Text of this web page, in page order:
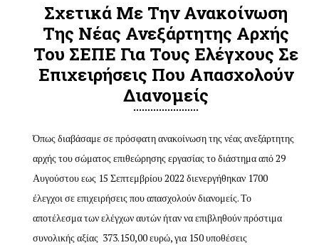
Σχετικά Με Την Ανακοίνωση
Της Νέας Ανεξάρτητης Αρχής
Του ΣΕΠΕ Για Τους Ελέγχους Σε
Επιχειρήσεις Που Απασχολούν
Διανομείς
Όπως διαβάσαμε σε πρόσφατη ανακοίνωση της νέας ανεξάρτητης
αρχής του σώματος επιθεώρησης εργασίας το διάστημα από 29
Αυγούστου εως 15 Σεπτεμβρίου 2022 διενεργήθηκαν 1700
έλεγχοι σε επιχειρήσεις που απασχολούν διανομείς. Το
αποτέλεσμα των ελέγχων αυτών ήταν να επιβληθούν πρόστιμα
συνολικής αξίας 373.150,00 ευρώ, για 150 υποθέσεις